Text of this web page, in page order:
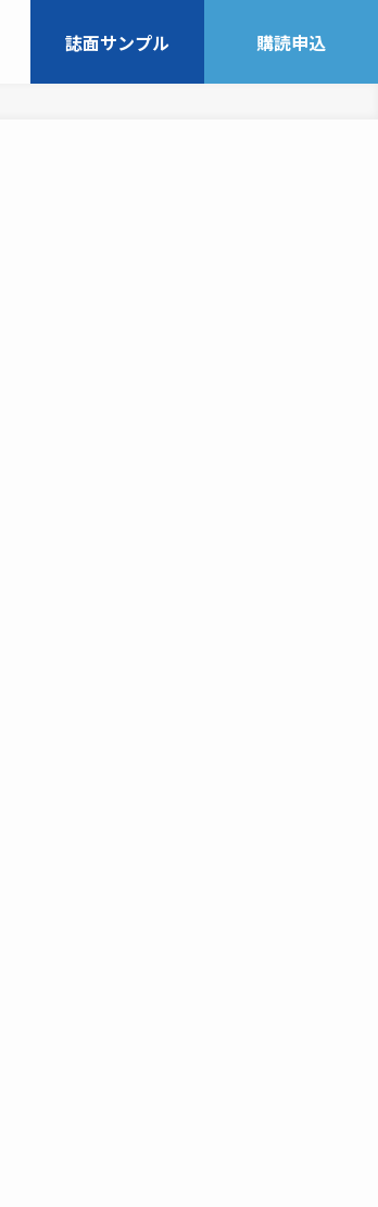
誌面サンプル 購読申込